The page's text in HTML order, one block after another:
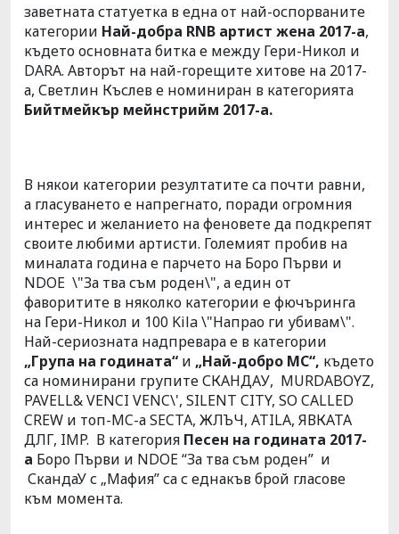
заветната статуетка в една от най-оспорваните
категории Най-добра RNB артист жена 2017-а,
където основната битка е между Гери-Никол и
DARA. Авторът на най-горещите хитове на 2017-
а, Светлин Къслев е номиниран в категорията
Бийтмейкър мейнстрийм 2017-а.
В някои категории резултатите са почти равни,
а гласуването е напрегнато, поради огромния
интерес и желанието на феновете да подкрепят
своите любими артисти. Големият пробив на
миналата година е парчето на Боро Първи и
NDOE \"За тва съм роден\", а един от
фаворитите в няколко категории е фючъринга
на Гери-Никол и 100 Kila \"Напрао ги убивам\".
Най-сериозната надпревара е в категории
„Група на годината“ и „Най-добро МС“, където
са номинирани групите СКАНДАУ, MURDABOYZ,
PAVELL& VENCI VENC\', SILENT CITY, SO CALLED
CREW и топ-MC-а SECTA, ЖЛЪЧ, ATILA, ЯВКАТА
ДЛГ, IMP. В категория Песен на годината 2017-
а Боро Първи и NDOE “За тва съм роден” и
СкандаУ с „Мафия” са с еднакъв брой гласове
към момента.